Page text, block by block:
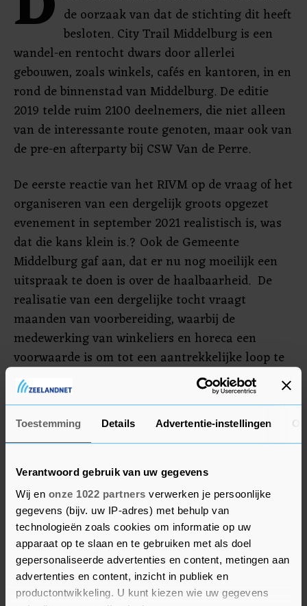
Toestemming Details Advertentie-instellingen
Verantwoord gebruik van uw gegevens
Wij en onze 1022 partners verwerken je persoonlijke
gegevens (bijv. uw IP-adres) met behulp van
technologieën zoals cookies om informatie op uw
apparaat op te slaan en te gebruiken met als doel
gepersonaliseerde advertenties en content, metingen aan
advertenties en content, inzicht in publiek en
productontwikkeling. U kunt kiezen wie uw gegevens
de oorzaak van dat de stichting dit heeft
besloten. City Trail Middelburg is een
wandel-en rentocht dwars door allerlei
gebouwen, zoals winkels, cafés en kantoren, in en
rond de binnenstad van Middelburg. De editie
2019 telde ruim 2100 deelnemers, die niet alleen
van de interessante route genoten, maar ook van
de pre-en afterparty bij CSW Van de Perre.
De eerste reactie van het RIVM op de vraag of het
organiseren van een dergelijk groots opgezet
evenement in september 2021 realistisch is, was
dat die kans klein is.? Ook de Gemeente
Middelburg gaf aan, dat er nu nog moeilijk een
uitspraak te doen is over de haalbaarheid. De
realisatie van een dergelijke tocht vraagt
maanden van voorbereiding, waarbij de
medewerking van winkeliers en horeca een
voorwaarde is om tot een aantrekkelijke loop te
komen. Het bestuur kan zich voorstellen, dat de
ondernemers eerst andere prioriteiten zullen
stellen dan het in de avonduren openstellen van
hun bedrijf. Al met al richt de Citytrail
september 2022.